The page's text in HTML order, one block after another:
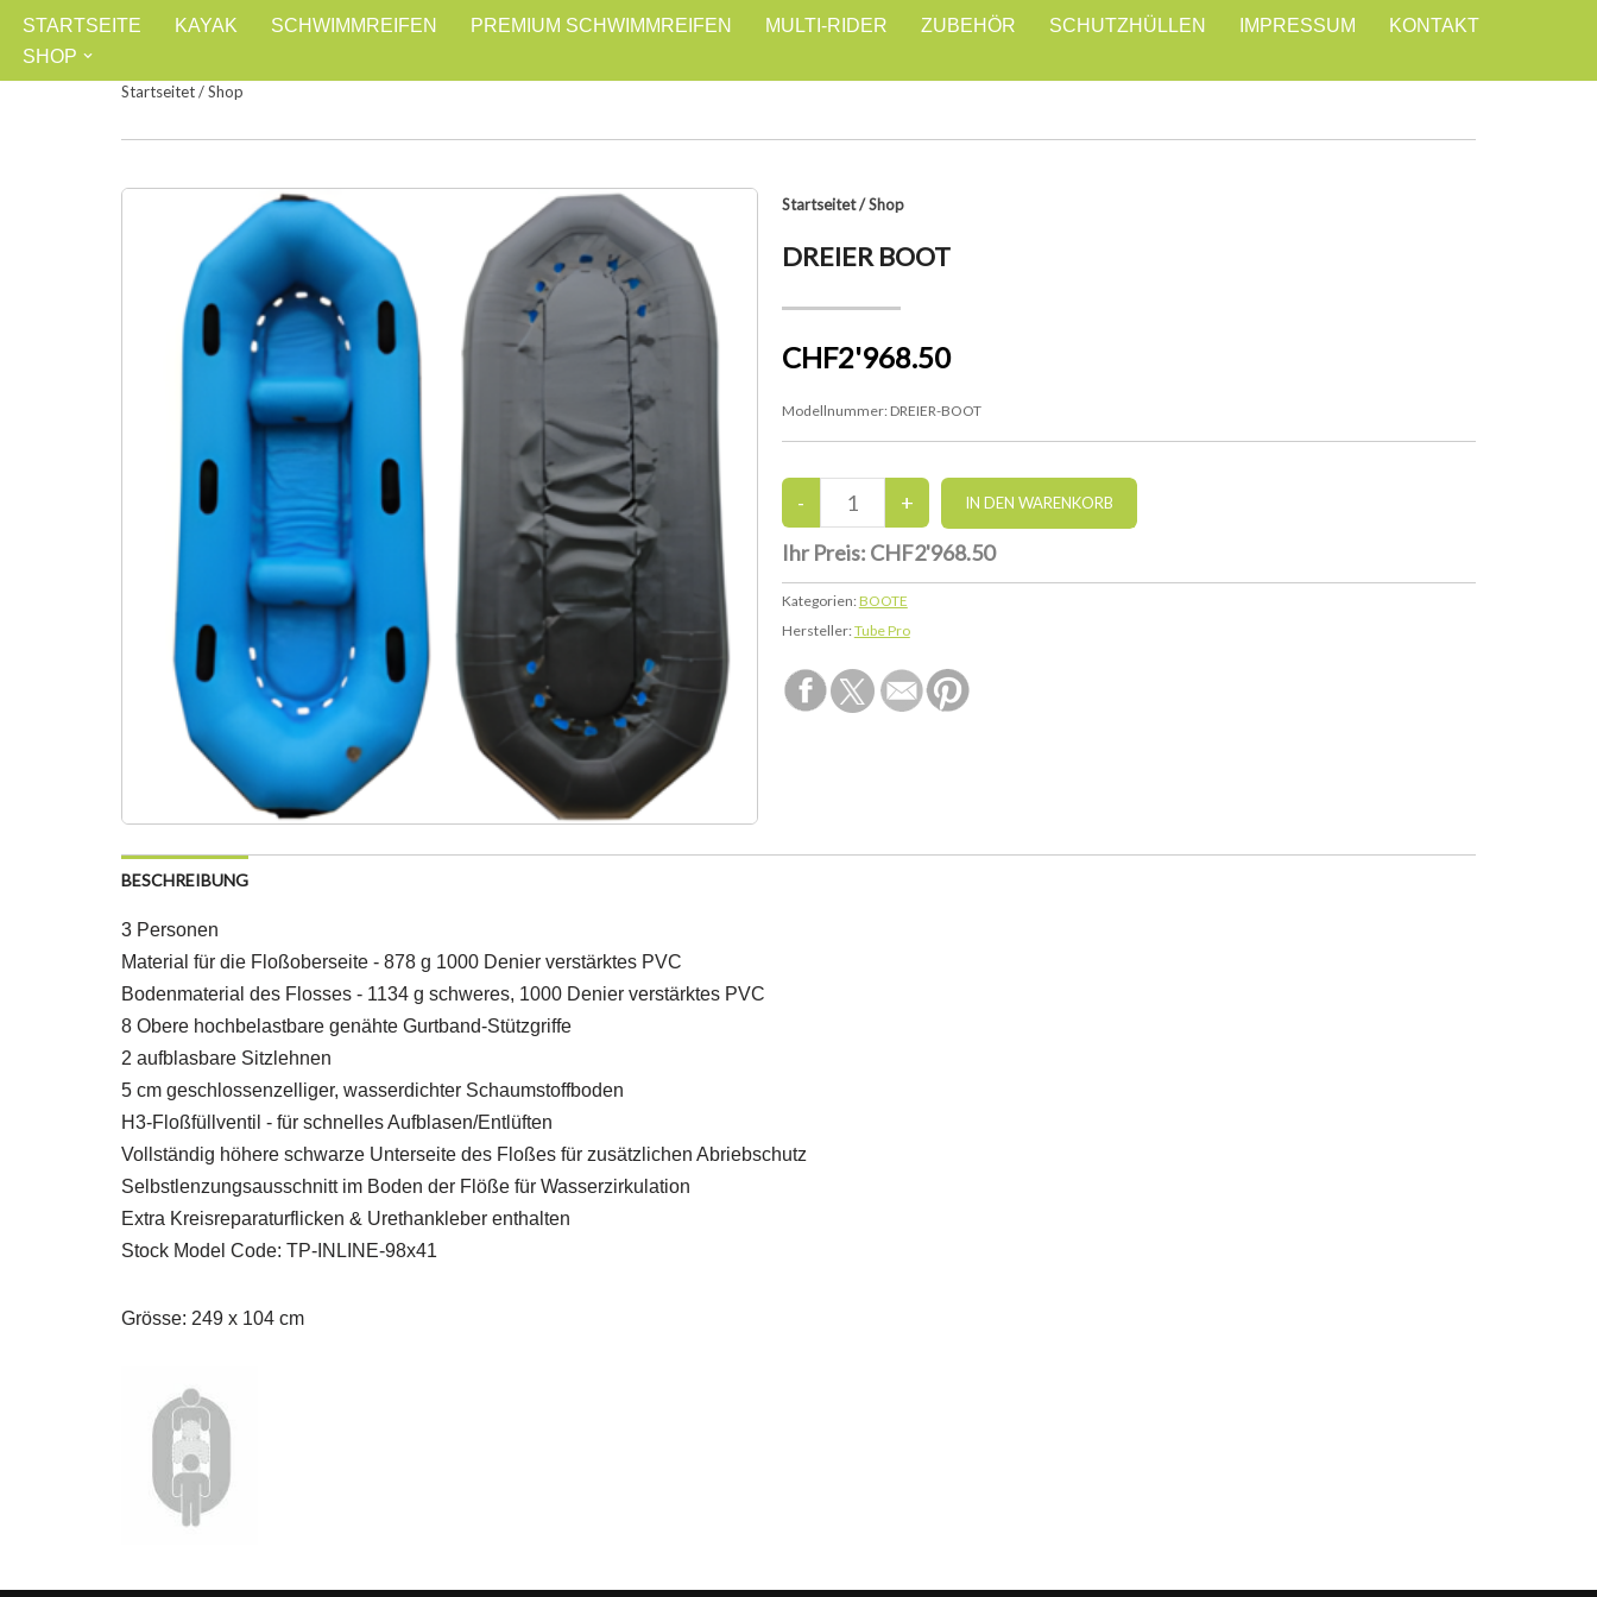
Zum
STARTSEITE KAYAK SCHWIMMREIFEN PREMIUM SCHWIMMREIFEN MULTI-RIDER ZUBEHÖR SCHUTZHÜLLEN IMPRESSUM
KONTAKT
SHOP
Startseitet/Shop
Startseitet/Shop
DREIER BOOT
CHF2'968.50
Modellnummer: DREIER-BOOT
Ihr Preis: CHF2'968.50
Kategorien: BOOTE
Hersteller: Tube Pro
BESCHREIBUNG
3 Personen
Material für die Floßoberseite - 878 g 1000 Denier verstärktes PVC
Bodenmaterial des Flosses - 1134 g schweres, 1000 Denier verstärktes PVC
8 Obere hochbelastbare genähte Gurtband-Stützgriffe
2 aufblasbare Sitzlehnen
5 cm geschlossenzelliger, wasserdichter Schaumstoffboden
H3-Floßfüllventil - für schnelles Aufblasen/Entlüften
Vollständig höhere schwarze Unterseite des Floßes für zusätzlichen Abriebschutz
Selbstlenzungsausschnitt im Boden der Flöße für Wasserzirkulation
Extra Kreisreparaturflicken & Urethankleber enthalten
Stock Model Code: TP-INLINE-98x41
Grösse: 249 x 104 cm